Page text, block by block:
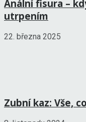
Anální fisura –
utrpením
22. března 2025
Zubní kaz: Vše,